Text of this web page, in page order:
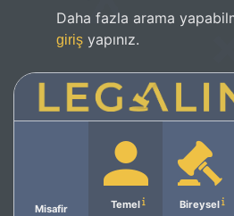
Daha fazla arama
giriş yapınız.
Misafir Temel Bireysel